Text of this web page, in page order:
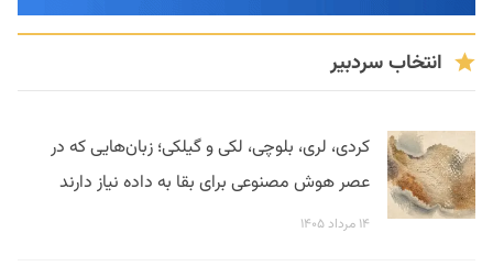
انتخاب سردبیر
کردی، لری، بلوچی، لکی و گیلکی؛ زبان‌هایی که در
عصر هوش مصنوعی برای بقا به داده نیاز دارند
۱۴ مرداد ۱۴۰۵